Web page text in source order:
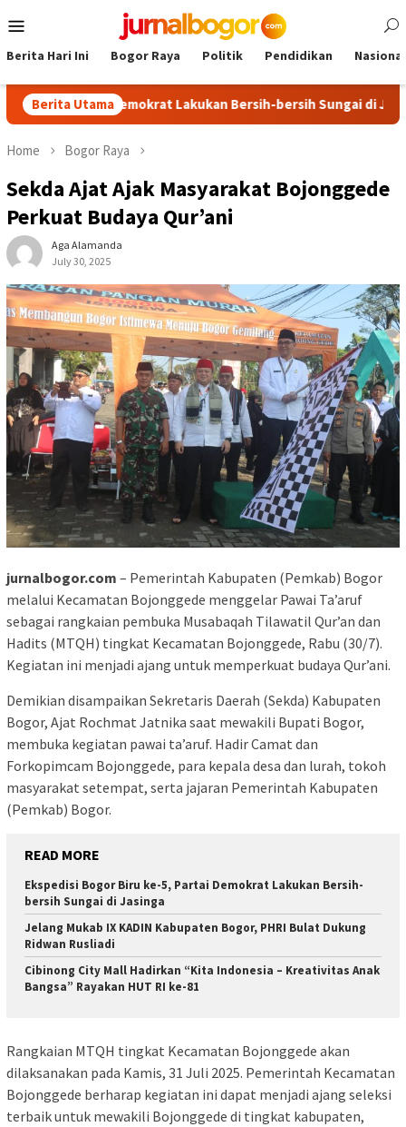
to
Menu
Berita Hari Ini Bogor Raya Politik Pendidikan Nasional
Berita Utama
Demokrat Lakukan Bersih-bersih Sungai di Jasinga
Home Bogor Raya
Sekda Ajat Ajak Masyarakat Bojonggede
Perkuat Budaya Qur’ani
Aga Alamanda
July 30, 2025
jurnalbogor.com – Pemerintah Kabupaten (Pemkab) Bogor
melalui Kecamatan Bojonggede menggelar Pawai Ta’aruf
sebagai rangkaian pembuka Musabaqah Tilawatil Qur’an dan
Hadits (MTQH) tingkat Kecamatan Bojonggede, Rabu (30/7).
Kegiatan ini menjadi ajang untuk memperkuat budaya Qur’ani.
Demikian disampaikan Sekretaris Daerah (Sekda) Kabupaten
Bogor, Ajat Rochmat Jatnika saat mewakili Bupati Bogor,
membuka kegiatan pawai ta’aruf. Hadir Camat dan
Forkopimcam Bojonggede, para kepala desa dan lurah, tokoh
masyarakat setempat, serta jajaran Pemerintah Kabupaten
(Pemkab) Bogor.
READ MORE
Ekspedisi Bogor Biru ke-5, Partai Demokrat Lakukan Bersih-
bersih Sungai di Jasinga
Jelang Mukab IX KADIN Kabupaten Bogor, PHRI Bulat Dukung
Ridwan Rusliadi
Cibinong City Mall Hadirkan “Kita Indonesia – Kreativitas Anak
Bangsa” Rayakan HUT RI ke-81
Rangkaian MTQH tingkat Kecamatan Bojonggede akan
dilaksanakan pada Kamis, 31 Juli 2025. Pemerintah Kecamatan
Bojonggede berharap kegiatan ini dapat menjadi ajang seleksi
terbaik untuk mewakili Bojonggede di tingkat kabupaten,